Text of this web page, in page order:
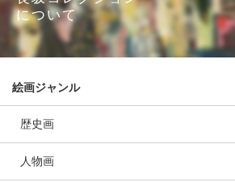
について
絵画ジャンル
歴史画
人物画